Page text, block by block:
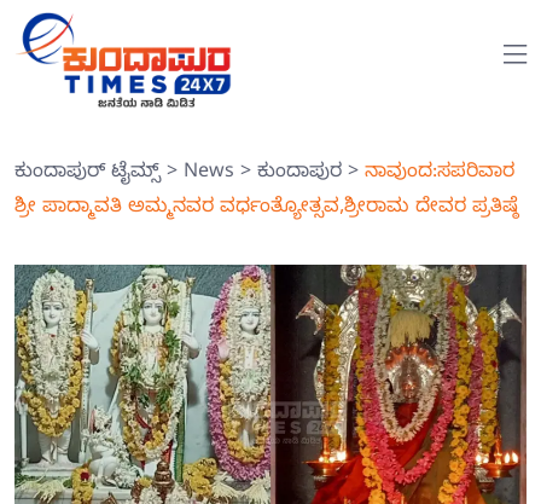
ಕುಂದಾಪುರ್ ಟೈಮ್ಸ್> News > ಕುಂದಾಪುರ > ನಾವುಂದ:ಸಪರಿವಾರ
ಶ್ರೀ ಪಾದ್ಮಾವತಿ ಅಮ್ಮನವರ ವರ್ಧಂತ್ಯೋತ್ಸವ,ಶ್ರೀರಾಮ ದೇವರ ಪ್ರತಿಷ್ಠೆ